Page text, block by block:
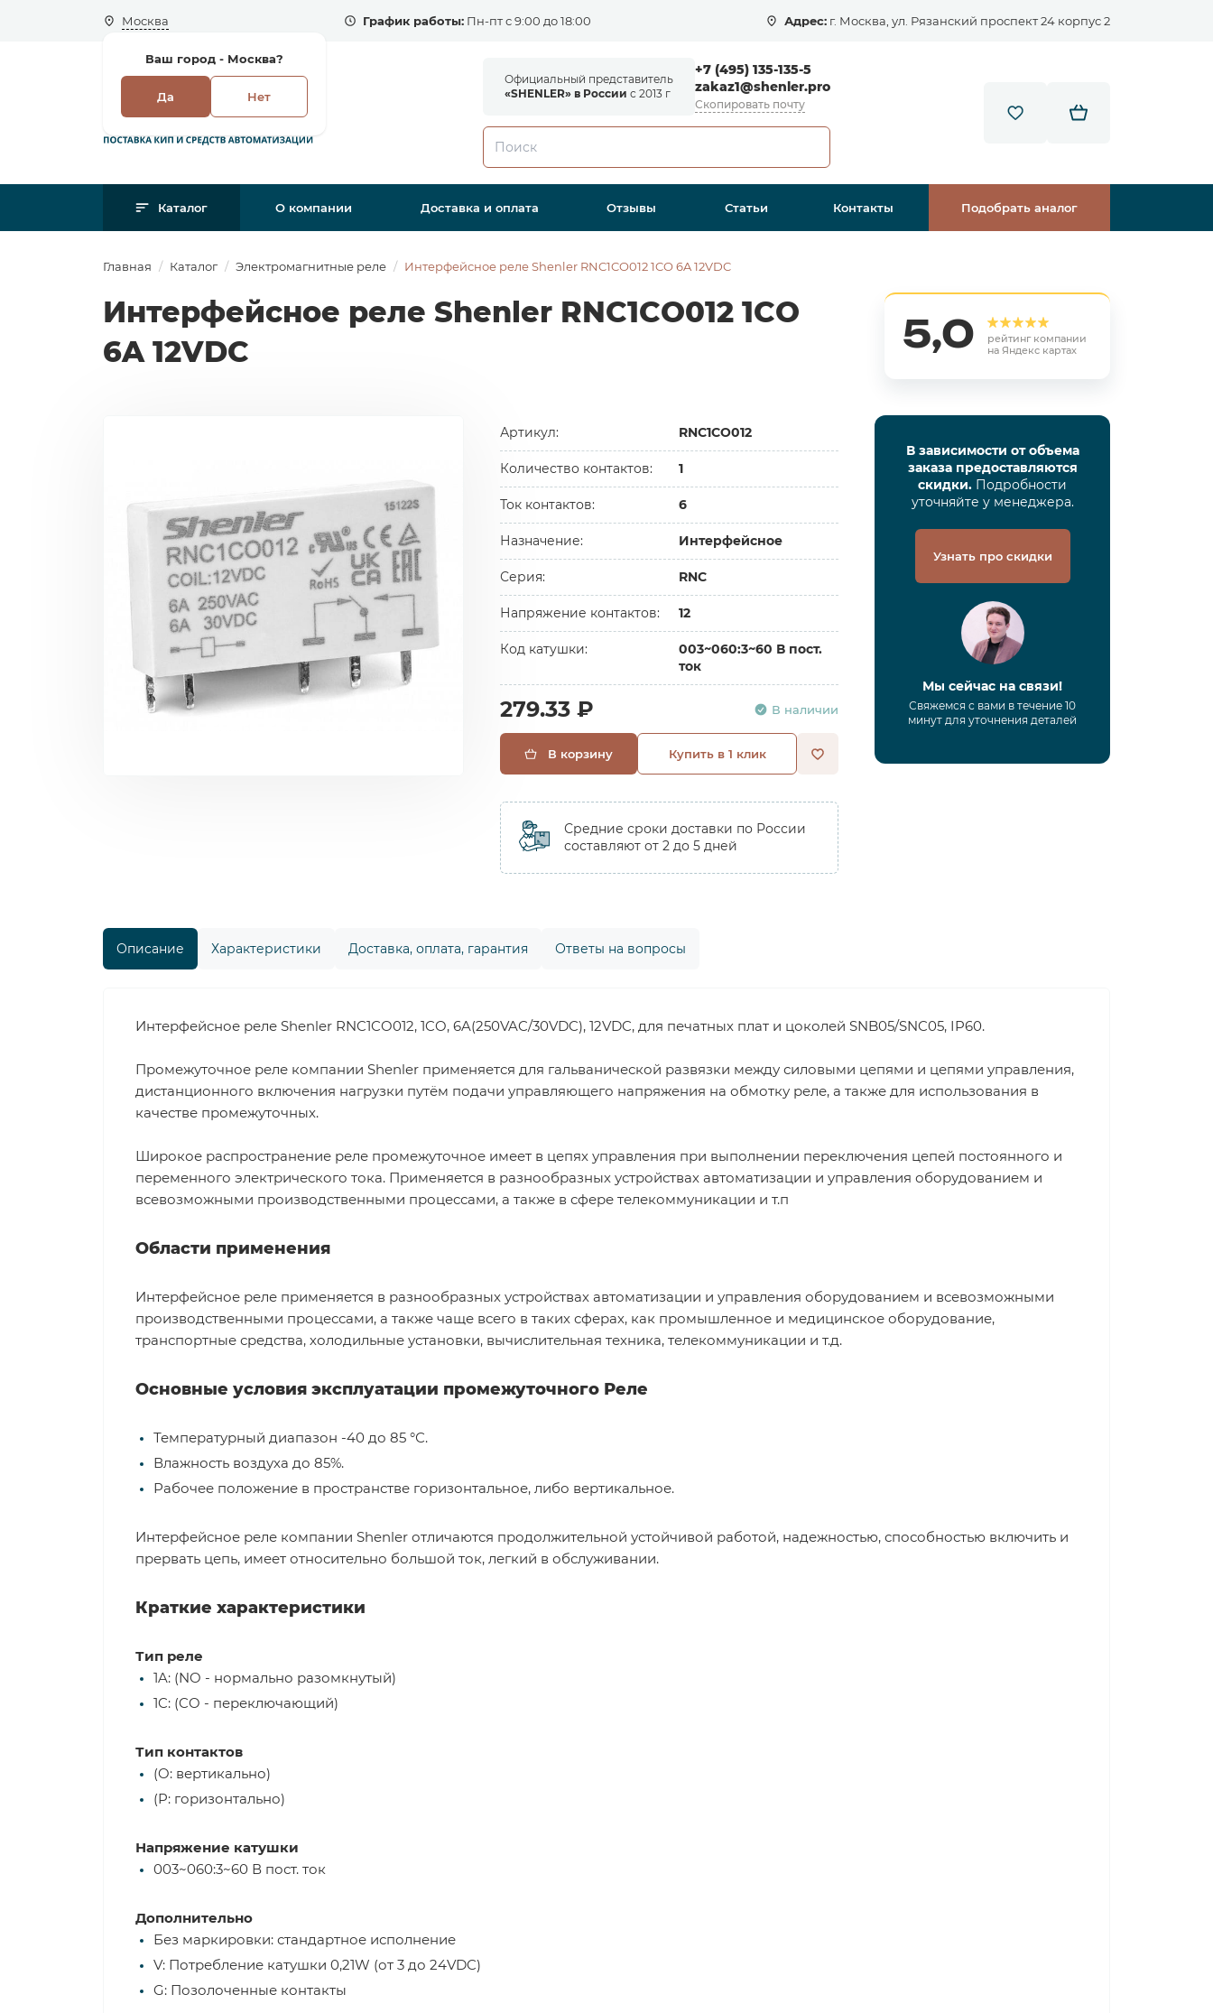
Москва
Ваш город - Москва?
Да Нет
График работы:Пн-пт с 9:00 до 18:00 Адрес: г. Москва, ул. Рязанский проспект 24 корпус 2
Официальный представитель
«SHENLER» в России с 2013 г
+7 (495) 135-135-5
zakaz1@shenler.pro
Скопировать почту
Каталог О компании Доставка и оплата Отзывы Статьи Контакты Подобрать аналог
Главная Каталог Электромагнитные реле Интерфейсное реле Shenler RNC1CO012 1CO 6A 12VDC
Интерфейсное реле Shenler RNC1CO012 1CO
6A 12VDC
5,0
рейтинг компании
на Яндекс картах
Артикул: RNC1CO012
Количество контактов: 1
Ток контактов: 6
Назначение: Интерфейсное
Серия: RNC
Напряжение контактов: 12
Код катушки:
003~060:3~60 В пост.
ток
279.33 ₽ В наличии
В корзину Купить в 1 клик
Средние сроки доставки по России
составляют от 2 до 5 дней
В зависимости от объема
заказа предоставляются
скидки. Подробности
уточняйте у менеджера.
Узнать про скидки
Мы сейчас на связи!
Свяжемся с вами в течение 10
минут для уточнения деталей
Описание Характеристики Доставка, оплата, гарантия Ответы на вопросы
Интерфейсное реле Shenler RNC1CO012, 1CO, 6A(250VAC/30VDC), 12VDC, для печатных плат и цоколей SNB05/SNC05, IP60.
Промежуточное реле компании Shenler применяется для гальванической развязки между силовыми цепями и цепями управления,
дистанционного включения нагрузки путём подачи управляющего напряжения на обмотку реле, а также для использования в
качестве промежуточных.
Широкое распространение реле промежуточное имеет в цепях управления при выполнении переключения цепей постоянного и
переменного электрического тока. Применяется в разнообразных устройствах автоматизации и управления оборудованием и
всевозможными производственными процессами, а также в сфере телекоммуникации и т.п
Области применения
Интерфейсное реле применяется в разнообразных устройствах автоматизации и управления оборудованием и всевозможными
производственными процессами, а также чаще всего в таких сферах, как промышленное и медицинское оборудование,
транспортные средства, холодильные установки, вычислительная техника, телекоммуникации и т.д.
Основные условия эксплуатации промежуточного Реле
Температурный диапазон -40 до 85 °С.
Влажность воздуха до 85%.
Рабочее положение в пространстве горизонтальное, либо вертикальное.
Интерфейсное реле компании Shenler отличаются продолжительной устойчивой работой, надежностью, способностью включить и
прервать цепь, имеет относительно большой ток, легкий в обслуживании.
Краткие характеристики
Тип реле
1A: (NO - нормально разомкнутый)
1C: (CO - переключающий)
Тип контактов
(O: вертикально)
(P: горизонтально)
Напряжение катушки
003~060:3~60 В пост. ток
Дополнительно
Без маркировки: стандартное исполнение
V: Потребление катушки 0,21W (от 3 до 24VDC)
G: Позолоченные контакты